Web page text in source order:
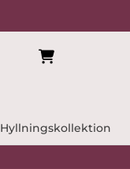
Hyllningskollektion